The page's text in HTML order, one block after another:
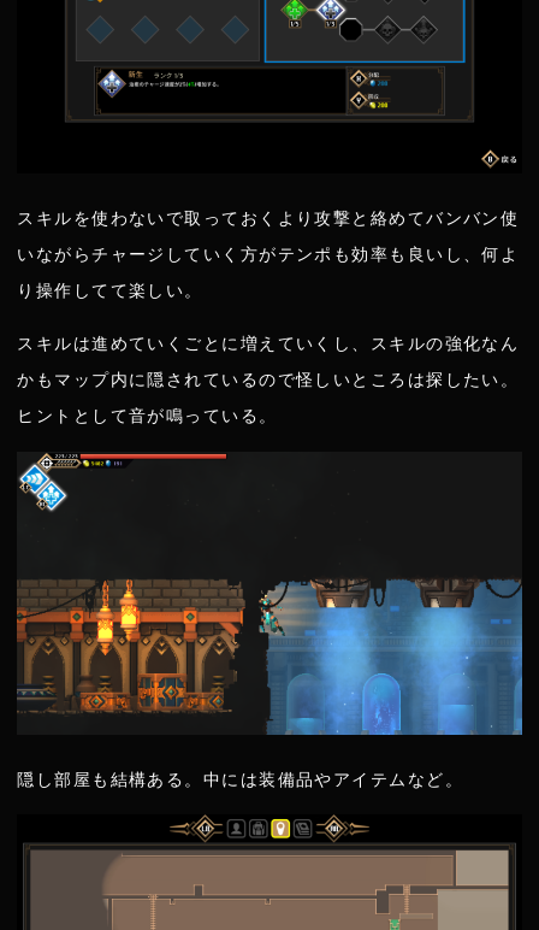
スキルを使わないで取っておくより攻撃と絡めてバンバン使
いながらチャージしていく方がテンポも効率も良いし、何よ
り操作してて楽しい。
スキルは進めていくごとに増えていくし、スキルの強化なん
かもマップ内に隠されているので怪しいところは探したい。
ヒントとして音が鳴っている。
隠し部屋も結構ある。中には装備品やアイテムなど。